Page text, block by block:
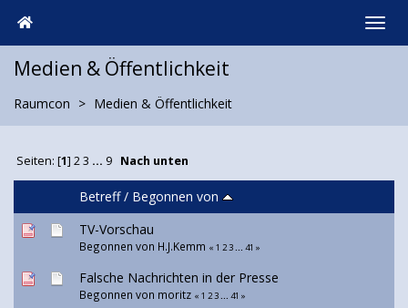
Medien & Öffentlichkeit
Raumcon Medien & Öffentlichkeit
Seiten: [1] 2 3 ... 9 Nach unten
Betreff/ Begonnen von
TV-Vorschau
Begonnen von H.J.Kemm « 1 23... 41 »
Falsche Nachrichten in der Presse
Begonnen von moritz « 1 23... 41 »